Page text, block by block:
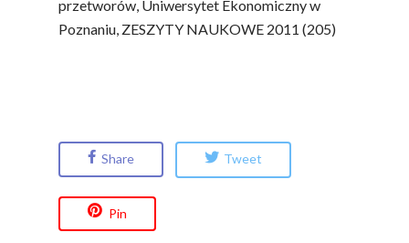
przetworów, Uniwersytet Ekonomiczny w
Poznaniu, ZESZYTY NAUKOWE 2011 (205)
Share Tweet
Pin